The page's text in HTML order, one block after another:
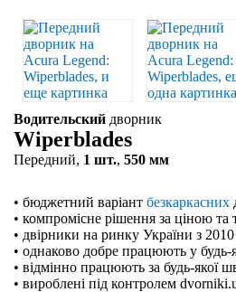
Водительский дворник
Wiperblades
Передний, 1 шт., 550 мм
• бюджетний варіант безкаркасних
• компромісне рішення за ціною
• двірники на ринку України з
• однаково добре працюють у
• відмінно працюють за будь-якої
• вироблені під контролем